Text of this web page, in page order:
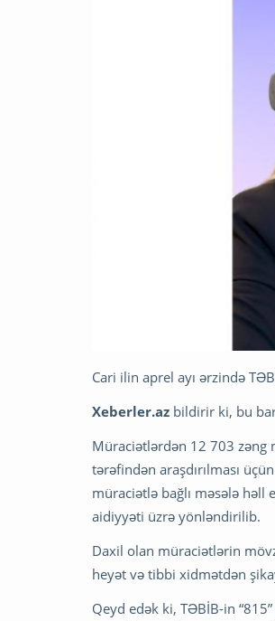
Cari ilin aprel ayı ərzində
Xeberler.az bildirir ki, bu
Müraciətlərdən 12 703 zəng
tərəfindən araşdırılması
müraciətlə bağlı məsələ
aidiyyəti üzrə yönləndirilib.
Daxil olan müraciətlərin
heyət və tibbi xidmətdən
Qeyd edək ki, TƏBİB-in